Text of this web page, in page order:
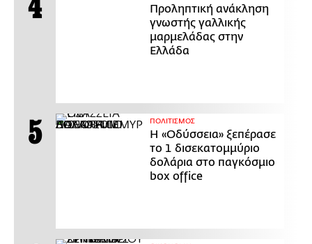
Προληπτική ανάκληση
γνωστής γαλλικής
μαρμελάδας στην
Ελλάδα
ΠΟΛΙΤΙΣΜΟΣ
Η «Οδύσσεια» ξεπέρασε
το 1 δισεκατομμύριο
δολάρια στο παγκόσμιο
box office